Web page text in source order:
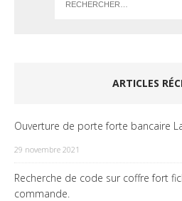
ARTICLES
Ouverture de porte forte bancaire
29 novembre 2021
Recherche de code sur coffre fort
commande.